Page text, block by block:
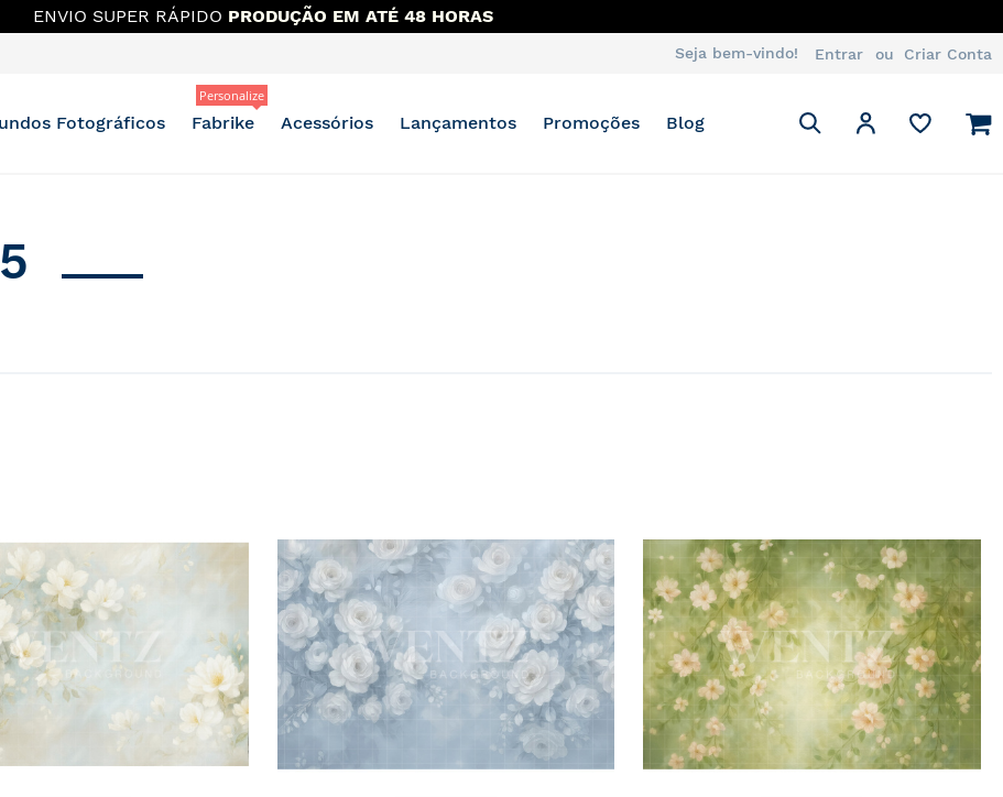
ENVIO SUPER RÁPIDO PRODUÇÃO EM ATÉ 48 HORAS
Seja bem-vindo! Entrar Criar Conta
Fotográficos Fabrike
Personalize
Acessórios Lançamentos Promoções Blog
Pesquisa
Pesquisa
Minha Conta